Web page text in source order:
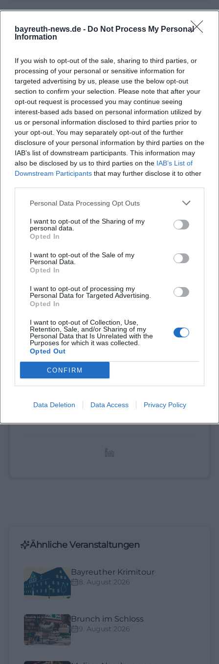
bayreuth-news.de - Do Not Process My Personal
Information
If you wish to opt-out of the sale, sharing to third parties, or
processing of your personal or sensitive information for
targeted advertising by us, please use the below opt-out
section to confirm your selection. Please note that after your
opt-out request is processed you may continue seeing
interest-based ads based on personal information utilized by
us or personal information disclosed to third parties prior to
your opt-out. You may separately opt-out of the further
disclosure of your personal information by third parties on the
IAB’s list of downstream participants. This information may
also be disclosed by us to third parties on the IAB’s List of
Downstream Participants that may further disclose it to other
Personal Data Processing Opt Outs
I want to opt-out of the Sharing of my
personal data.
Opted In
I want to opt-out of the Sale of my
Personal Data.
Opted In
I want to opt-out of processing my
Personal Data for Targeted Advertising.
Opted In
I want to opt-out of Collection, Use,
Retention, Sale, and/or Sharing of my
Personal Data that Is Unrelated with the
Purposes for which it was collected.
Opted Out
CONFIRM
Data Deletion Data Access Privacy Policy
Tickets buchen
Laura Müller
1999 in Passau geboren. Von 2019 bis 2021 als
Group tätig. Seit Dezember 2021 Online-
Ähnliche Veranstaltungen
Bayreuther Krimitour
8. August 2026
Brunch im Schloss
9. August 2026